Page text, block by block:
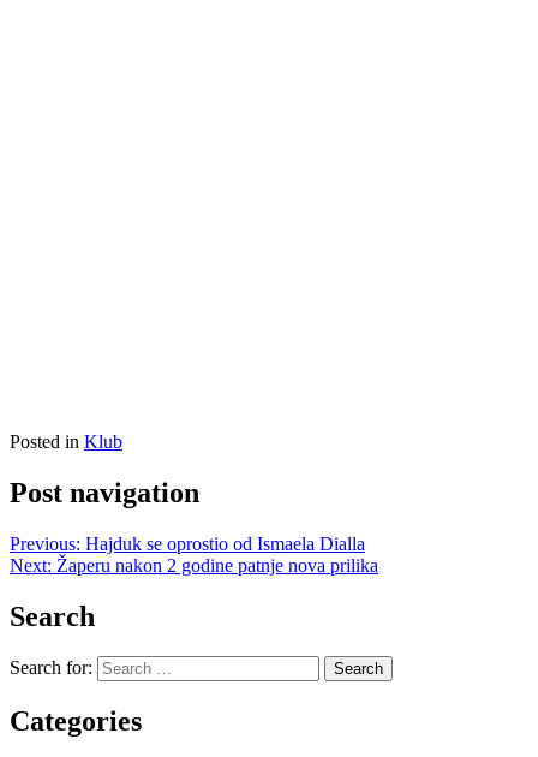
Posted in Klub
Post navigation
Previous: Hajduk se oprostio od Ismaela Dialla
Next: Žaperu nakon 2 godine patnje nova prilika
Search
Search for:
Categories